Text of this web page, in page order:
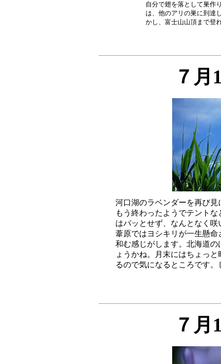
自分で翅を落として巣作
は、他のアリの巣に到達
７月
河口湖のラベンダーを再び
もう終わったようでテント
はパッとせず、なんとなく
葦原ではヨシキリが一生懸
和む感じがします。北海道
ょうかね。月末にはちょっ
７月